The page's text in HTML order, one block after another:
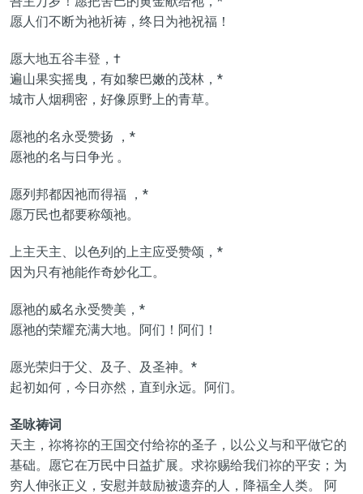
愿人们不断为祂祈祷，终日为祂祝福！
愿大地五谷丰登，†
遍山果实摇曳，有如黎巴嫩的茂林，*
城市人烟稠密，好像原野上的青草。
愿祂的名永受赞扬 ，*
愿祂的名与日争光 。
愿列邦都因祂而得福 ，*
愿万民也都要称颂祂。
上主天主、以色列的上主应受赞颂，*
因为只有祂能作奇妙化工。
愿祂的威名永受赞美，*
愿祂的荣耀充满大地。阿们！阿们！
愿光荣归于父、及子、及圣神。*
起初如何，今日亦然，直到永远。阿们。
圣咏祷词
天主，祢将祢的王国交付给祢的圣子，以公义与和平做它的
基础。愿它在万民中日益扩展。求祢赐给我们祢的平安；为
穷人伸张正义，安慰并鼓励被遗弃的人，降福全人类。 阿